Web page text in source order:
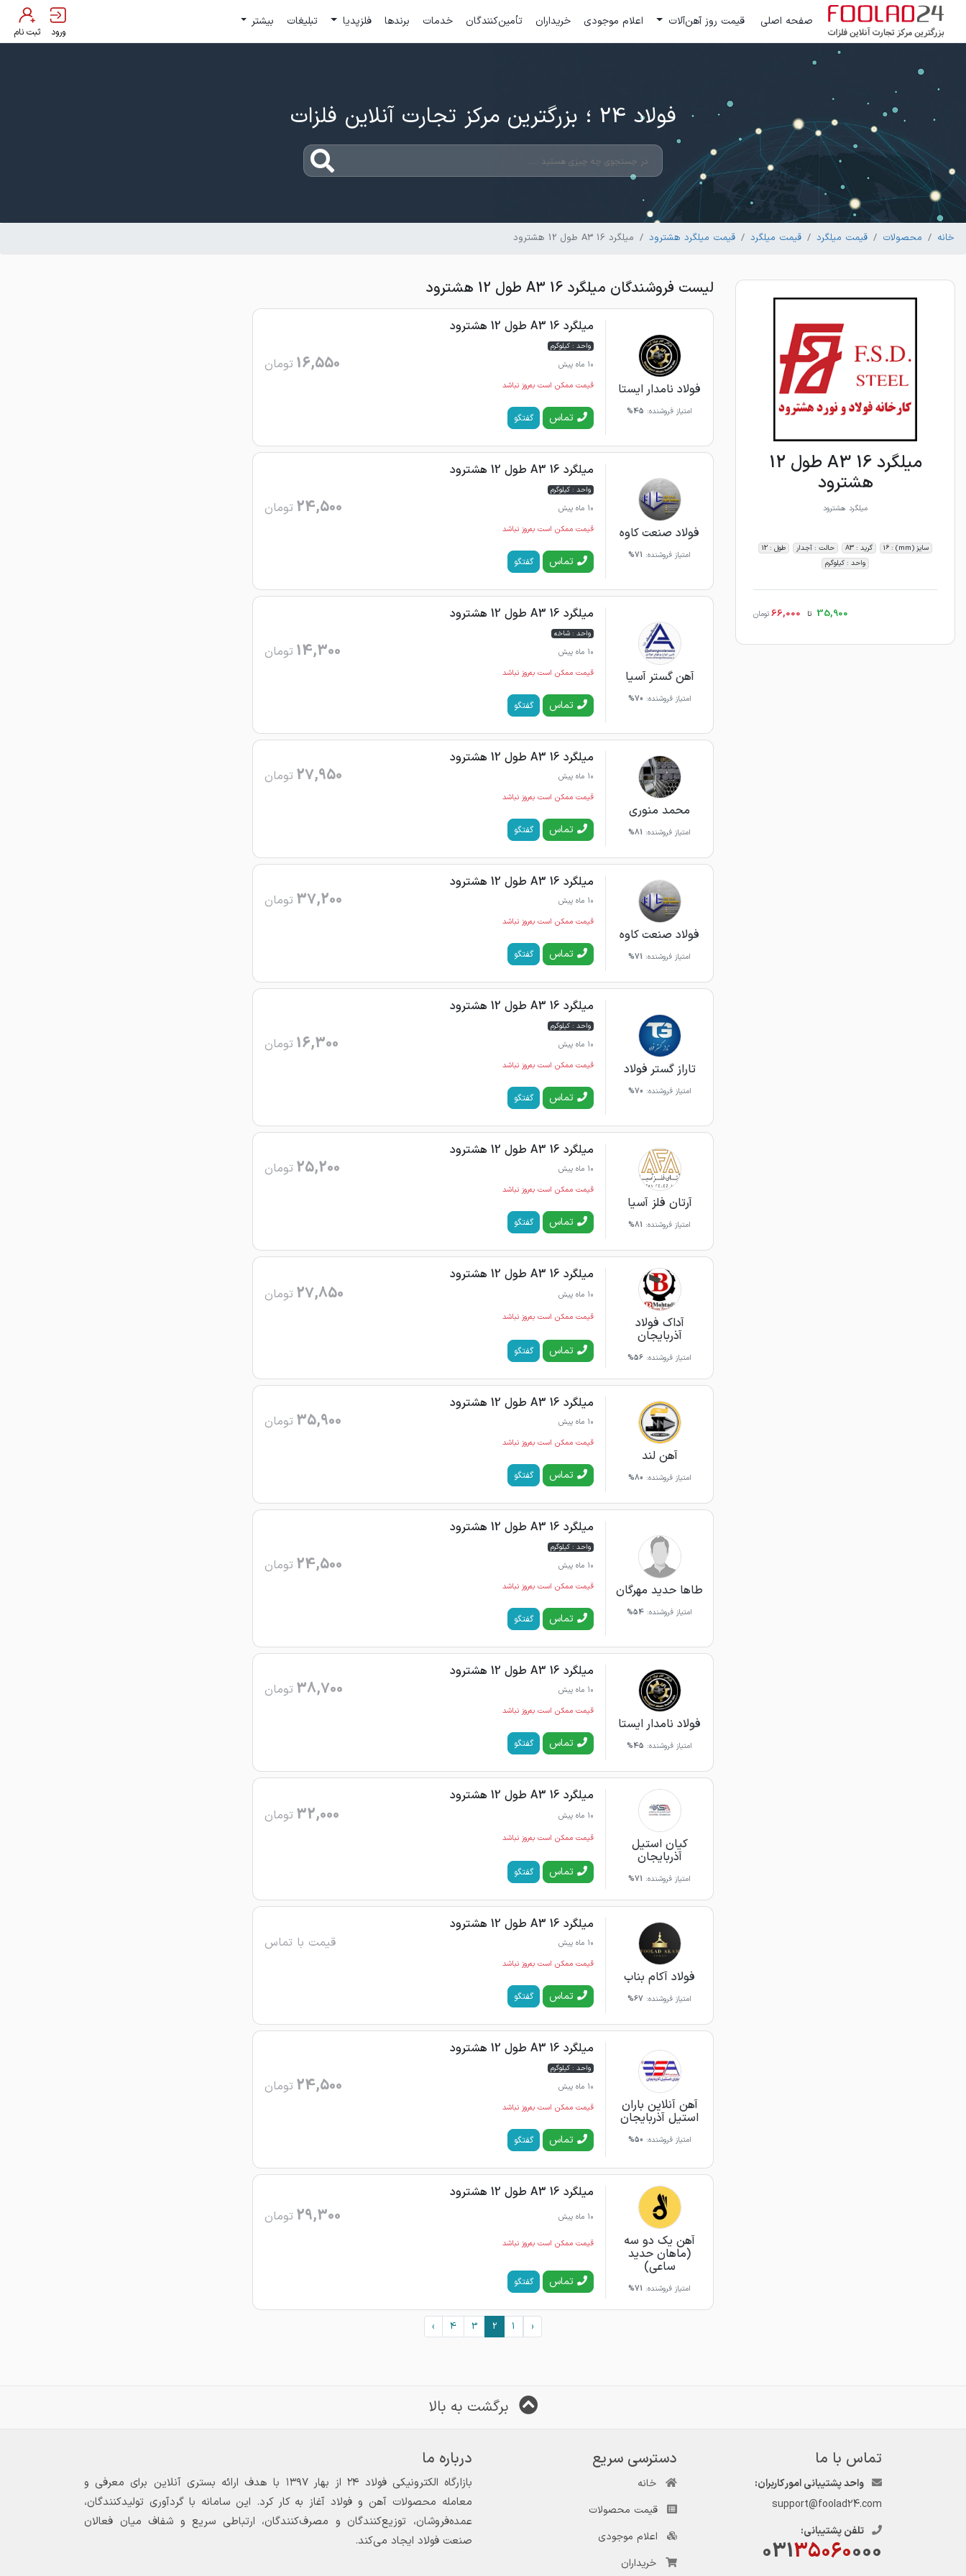
صفحه اصلی قیمت روز آهن‌آلات اعلام موجودی خریداران تأمین‌کنندگان خدمات برندها فلزپدیا تبلیغات بیشتر
ورود ثبت نام
فولاد 24 ؛ بزرگترین مرکز تجارت آنلاین فلزات
خانه محصولات قیمت میلگرد قیمت میلگرد قیمت میلگرد هشترود میلگرد 16 A3 طول 12 هشترود
میلگرد 16 A3 طول 12
هشترود
میلگرد هشترود
سایز (mm) : 16 گرید : A3 حالت : آجدار
طول : 12
واحد : کیلوگرم
35,900 تا 66,000 تومان
لیست فروشندگان میلگرد 16 A3 طول 12 هشترود
فولاد نامدار ایستا
امتیاز فروشنده: 45%
میلگرد 16 A3 طول 12 هشترود
واحد : کیلوگرم
10 ماه پیش
16,550 تومان
قیمت ممکن است به‌روز نباشد
تماس گفتگو
فولاد صنعت کاوه
امتیاز فروشنده: 71%
میلگرد 16 A3 طول 12 هشترود
واحد : کیلوگرم
10 ماه پیش
24,500 تومان
قیمت ممکن است به‌روز نباشد
تماس گفتگو
آهن گستر آسیا
امتیاز فروشنده: 70%
میلگرد 16 A3 طول 12 هشترود
واحد : شاخه
10 ماه پیش
14,300 تومان
قیمت ممکن است به‌روز نباشد
تماس گفتگو
محمد منوری
امتیاز فروشنده: 81%
میلگرد 16 A3 طول 12 هشترود
10 ماه پیش 27,950 تومان
قیمت ممکن است به‌روز نباشد
تماس گفتگو
فولاد صنعت کاوه
امتیاز فروشنده: 71%
میلگرد 16 A3 طول 12 هشترود
10 ماه پیش 37,200 تومان
قیمت ممکن است به‌روز نباشد
تماس گفتگو
تاراز گستر فولاد
امتیاز فروشنده: 70%
میلگرد 16 A3 طول 12 هشترود
واحد : کیلوگرم
10 ماه پیش
16,300 تومان
قیمت ممکن است به‌روز نباشد
تماس گفتگو
آرتان فلز آسیا
امتیاز فروشنده: 81%
میلگرد 16 A3 طول 12 هشترود
10 ماه پیش 25,200 تومان
قیمت ممکن است به‌روز نباشد
تماس گفتگو
آداک فولاد
آذربایجان
امتیاز فروشنده: 56%
میلگرد 16 A3 طول 12 هشترود
10 ماه پیش 27,850 تومان
قیمت ممکن است به‌روز نباشد
تماس گفتگو
آهن لند
امتیاز فروشنده: 80%
میلگرد 16 A3 طول 12 هشترود
10 ماه پیش 35,900 تومان
قیمت ممکن است به‌روز نباشد
تماس گفتگو
طاها حدید مهرگان
امتیاز فروشنده: 54%
میلگرد 16 A3 طول 12 هشترود
واحد : کیلوگرم
10 ماه پیش
24,500 تومان
قیمت ممکن است به‌روز نباشد
تماس گفتگو
فولاد نامدار ایستا
امتیاز فروشنده: 45%
میلگرد 16 A3 طول 12 هشترود
10 ماه پیش 38,700 تومان
قیمت ممکن است به‌روز نباشد
تماس گفتگو
کیان استیل
آذربایجان
امتیاز فروشنده: 71%
میلگرد 16 A3 طول 12 هشترود
10 ماه پیش 32,000 تومان
قیمت ممکن است به‌روز نباشد
تماس گفتگو
فولاد آکام بناب
امتیاز فروشنده: 67%
میلگرد 16 A3 طول 12 هشترود
10 ماه پیش قیمت با تماس
قیمت ممکن است به‌روز نباشد
تماس گفتگو
آهن آنلاین باران
استیل آذربایجان‌
امتیاز فروشنده: 50%
میلگرد 16 A3 طول 12 هشترود
واحد : کیلوگرم
10 ماه پیش
24,500 تومان
قیمت ممکن است به‌روز نباشد
تماس گفتگو
آهن یک دو سه
(ماهان حدید
ساعی)
امتیاز فروشنده: 71%
میلگرد 16 A3 طول 12 هشترود
10 ماه پیش 29,300 تومان
قیمت ممکن است به‌روز نباشد
تماس گفتگو
‹
1
2
3
4
›
برگشت به بالا
تماس با ما
واحد پشتیبانی امور کاربران:
support@foolad24.com
تلفن پشتیبانی:
03135060000
دسترسی سریع
خانه
قیمت محصولات
اعلام موجودی
خریداران
درباره ما
بازارگاه الکترونیکی فولاد ۲۴ از بهار ۱۳۹۷ با هدف ارائه بستری آنلاین برای معرفی و
معامله محصولات آهن و فولاد آغاز به کار کرد. این سامانه با گردآوری تولیدکنندگان،
عمده‌فروشان، توزیع‌کنندگان و مصرف‌کنندگان، ارتباطی سریع و شفاف میان فعالان
صنعت فولاد ایجاد می‌کند.